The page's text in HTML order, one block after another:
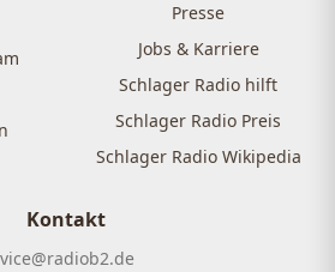
Presse
Jobs & Karriere
Schlager Radio hilft
Schlager Radio Preis
Schlager Radio Wikipedia
Kontakt